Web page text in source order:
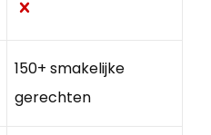
150+ smakelijke
gerechten